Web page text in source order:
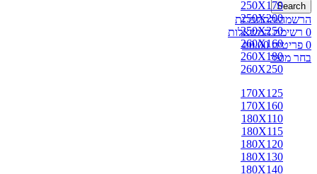
Search
הרשמה/התחברות
0 רשימת המשאלות
0 פריטים ₪0.00
בחר מוצר
250X170
250X200
250X250
260X160
260X180
260X250
170X125
170X160
180X110
180X115
180X120
180X130
180X140